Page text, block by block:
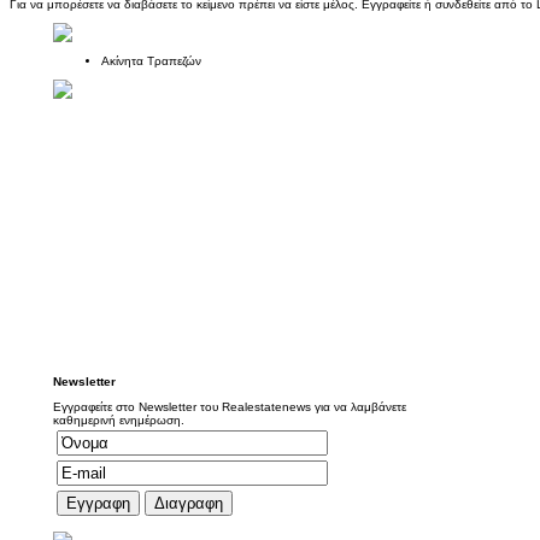
Για να μπορέσετε να διαβάσετε το κείμενο πρέπει να είστε μέλος. Εγγραφείτε ή συνδεθείτε από το
Ακίνητα Τραπεζών
Newsletter
Εγγραφείτε στο Newsletter του Realestatenews για να λαμβάνετε
καθημερινή ενημέρωση.